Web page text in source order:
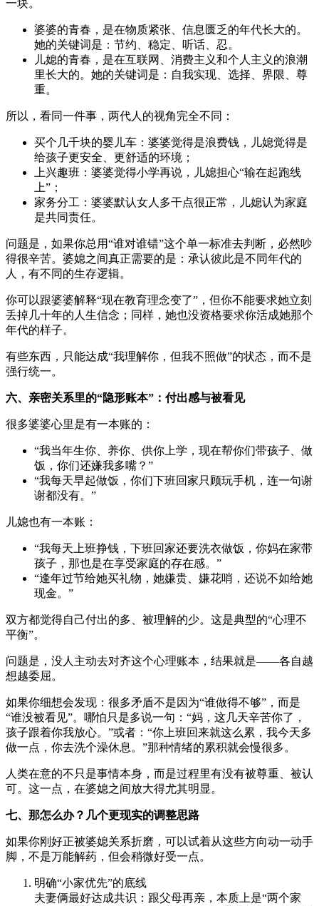
一块。
婆婆的青春，是在物质紧张、信息匮乏的年代长大的。
她的关键词是：节约、稳定、听话、忍。
儿媳的青春，是在互联网、消费主义和个人主义的浪潮
里长大的。她的关键词是：自我实现、选择、界限、尊
重。
所以，看同一件事，两代人的视角完全不同：
买个几千块的婴儿车：婆婆觉得是浪费钱，儿媳觉得是
给孩子更安全、更舒适的环境；
上兴趣班：婆婆觉得小学再说，儿媳担心“输在起跑线
上”；
家务分工：婆婆默认女人多干点很正常，儿媳认为家庭
是共同责任。
问题是，如果你总用“谁对谁错”这个单一标准去判断，必然吵
得很辛苦。婆媳之间真正需要的是：承认彼此是不同年代的
人，有不同的生存逻辑。
你可以跟婆婆解释“现在教育理念变了”，但你不能要求她立刻
丢掉几十年的人生信念；同样，她也没资格要求你活成她那个
年代的样子。
有些东西，只能达成“我理解你，但我不照做”的状态，而不是
强行统一。
六、亲密关系里的“隐形账本”：付出感与被看见
很多婆婆心里是有一本账的：
“我当年生你、养你、供你上学，现在帮你们带孩子、做
饭，你们还嫌我多嘴？”
“我每天早起做饭，你们下班回家只顾玩手机，连一句谢
谢都没有。”
儿媳也有一本账：
“我每天上班挣钱，下班回家还要洗衣做饭，你妈在家带
孩子，那也是在享受家庭的存在感。”
“逢年过节给她买礼物，她嫌贵、嫌花哨，还说不如给她
现金。”
双方都觉得自己付出的多、被理解的少。这是典型的“心理不
平衡”。
问题是，没人主动去对齐这个心理账本，结果就是——各自越
想越委屈。
如果你细想会发现：很多矛盾不是因为“谁做得不够”，而是
“谁没被看见”。哪怕只是多说一句：“妈，这几天辛苦你了，
孩子跟着你我放心。”或者：“你上班回来就这么累，我今天多
做一点，你去洗个澡休息。”那种情绪的累积就会慢很多。
人类在意的不只是事情本身，而是过程里有没有被尊重、被认
可。这一点，在婆媳之间放大得尤其明显。
七、那怎么办？几个更现实的调整思路
如果你刚好正被婆媳关系折磨，可以试着从这些方向动一动手
脚，不是万能解药，但会稍微好受一点。
明确“小家优先”的底线
夫妻俩最好达成共识：跟父母再亲，本质上是“两个家